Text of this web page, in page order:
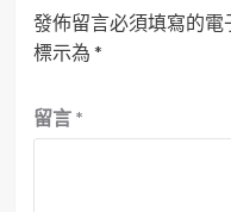
發佈留言必須填寫的電
標示為 *
留言 *